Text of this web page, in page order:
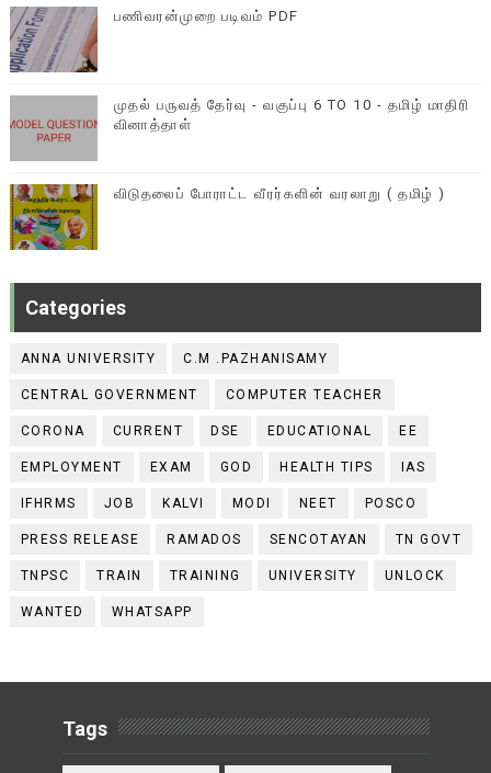
பணிவரன்முறை படிவம் PDF
முதல் பருவத் தேர்வு - வகுப்பு 6 TO 10 - தமிழ் மாதிரி
வினாத்தாள்
விடுதலைப் போராட்ட வீரர்களின் வரலாறு ( தமிழ் )
Categories
ANNA UNIVERSITY C.M .PAZHANISAMY
CENTRAL GOVERNMENT COMPUTER TEACHER
CORONA CURRENT DSE EDUCATIONAL EE
EMPLOYMENT EXAM GOD HEALTH TIPS IAS
IFHRMS JOB KALVI MODI NEET POSCO
PRESS RELEASE RAMADOS SENCOTAYAN TN GOVT
TNPSC TRAIN TRAINING UNIVERSITY UNLOCK
WANTED WHATSAPP
Tags